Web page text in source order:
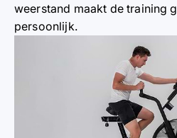
weerstand maakt de training
persoonlijk.